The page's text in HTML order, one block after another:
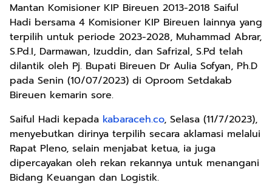
Mantan Komisioner KIP Bireuen 2013-2018 Saiful
Hadi bersama 4 Komisioner KIP Bireuen lainnya yang
terpilih untuk periode 2023-2028, Muhammad Abrar,
S.Pd.I, Darmawan, Izuddin, dan Safrizal, S.Pd telah
dilantik oleh Pj. Bupati Bireuen Dr Aulia Sofyan, Ph.D
pada Senin (10/07/2023) di Oproom Setdakab
Bireuen kemarin sore.
Saiful Hadi kepada kabaraceh.co, Selasa (11/7/2023),
menyebutkan dirinya terpilih secara aklamasi melalui
Rapat Pleno, selain menjabat ketua, ia juga
dipercayakan oleh rekan rekannya untuk menangani
Bidang Keuangan dan Logistik.